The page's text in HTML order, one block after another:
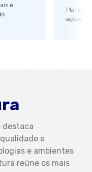
e
Planejar,
ações
destaca
e
e ambientes
reúne os mais